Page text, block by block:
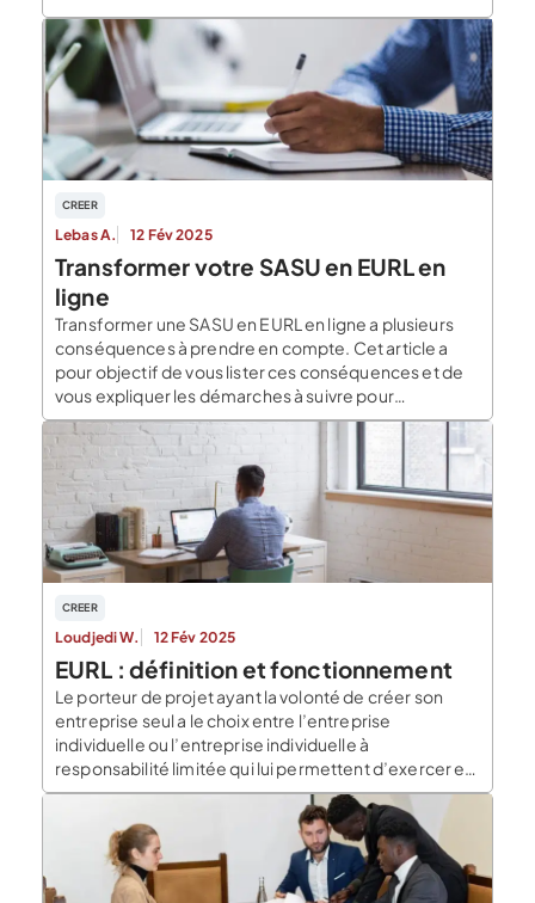
CREER
Lebas A. 12 Fév 2025
Transformer votre SASU en EURL en
ligne
Transformer une SASU en EURL en ligne a plusieurs
conséquences à prendre en compte. Cet article a
pour objectif de vous lister ces conséquences et de
vous expliquer les démarches à suivre pour
transformer votre SASU en EURL directement en
ligne. Pourquoi transformer votre SASU en EURL en
ligne ? Plusieurs raisons peuvent vous pousser à […]
CREER
Loudjedi W. 12 Fév 2025
EURL : définition et fonctionnement
Le porteur de projet ayant la volonté de créer son
entreprise seul a le choix entre l’entreprise
individuelle ou l’entreprise individuelle à
responsabilité limitée qui lui permettent d’exercer en
son nom propre. Il a également la possibilité d’opter
pour une société comme la SASU ou l’EURL. La
première raison qui pousse un entrepreneur à opter